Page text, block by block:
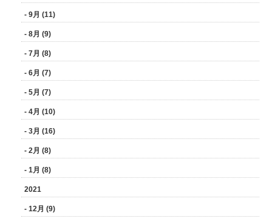
- 9月 (11)
- 8月 (9)
- 7月 (8)
- 6月 (7)
- 5月 (7)
- 4月 (10)
- 3月 (16)
- 2月 (8)
- 1月 (8)
2021
- 12月 (9)